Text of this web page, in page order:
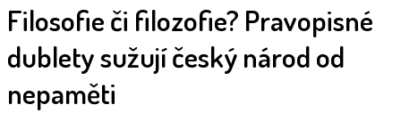
Filosofie či filozofie? Pravopisné
dublety sužují český národ od
nepaměti